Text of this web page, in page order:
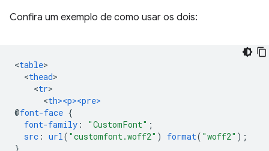
Confira um exemplo de como usar os dois:
<table
<thead
<tr
<th><p><pre>
@font-face {
font-family : "CustomFont" ;
src : url( "customfont.woff2" ) format( "woff2" );
}